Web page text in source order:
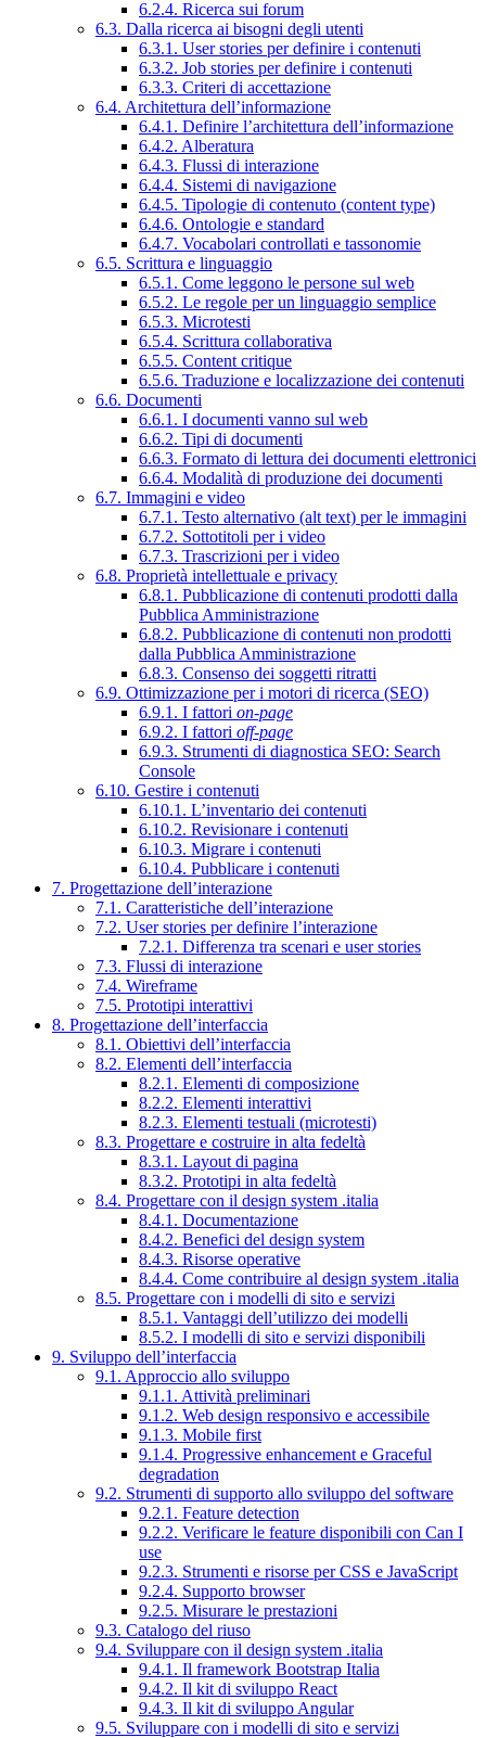
6.2.4. Ricerca sui forum
6.3. Dalla ricerca ai bisogni degli utenti
6.3.1. User stories per definire i contenuti
6.3.2. Job stories per definire i contenuti
6.3.3. Criteri di accettazione
6.4. Architettura dell’informazione
6.4.1. Definire l’architettura dell’informazione
6.4.2. Alberatura
6.4.3. Flussi di interazione
6.4.4. Sistemi di navigazione
6.4.5. Tipologie di contenuto (content type)
6.4.6. Ontologie e standard
6.4.7. Vocabolari controllati e tassonomie
6.5. Scrittura e linguaggio
6.5.1. Come leggono le persone sul web
6.5.2. Le regole per un linguaggio semplice
6.5.3. Microtesti
6.5.4. Scrittura collaborativa
6.5.5. Content critique
6.5.6. Traduzione e localizzazione dei contenuti
6.6. Documenti
6.6.1. I documenti vanno sul web
6.6.2. Tipi di documenti
6.6.3. Formato di lettura dei documenti elettronici
6.6.4. Modalità di produzione dei documenti
6.7. Immagini e video
6.7.1. Testo alternativo (alt text) per le immagini
6.7.2. Sottotitoli per i video
6.7.3. Trascrizioni per i video
6.8. Proprietà intellettuale e privacy
6.8.1. Pubblicazione di contenuti prodotti dalla
Pubblica Amministrazione
6.8.2. Pubblicazione di contenuti non prodotti
dalla Pubblica Amministrazione
6.8.3. Consenso dei soggetti ritratti
6.9. Ottimizzazione per i motori di ricerca (SEO)
6.9.1. I fattori on-page
6.9.2. I fattori off-page
6.9.3. Strumenti di diagnostica SEO: Search
Console
6.10. Gestire i contenuti
6.10.1. L’inventario dei contenuti
6.10.2. Revisionare i contenuti
6.10.3. Migrare i contenuti
6.10.4. Pubblicare i contenuti
7. Progettazione dell’interazione
7.1. Caratteristiche dell’interazione
7.2. User stories per definire l’interazione
7.2.1. Differenza tra scenari e user stories
7.3. Flussi di interazione
7.4. Wireframe
7.5. Prototipi interattivi
8. Progettazione dell’interfaccia
8.1. Obiettivi dell’interfaccia
8.2. Elementi dell’interfaccia
8.2.1. Elementi di composizione
8.2.2. Elementi interattivi
8.2.3. Elementi testuali (microtesti)
8.3. Progettare e costruire in alta fedeltà
8.3.1. Layout di pagina
8.3.2. Prototipi in alta fedeltà
8.4. Progettare con il design system .italia
8.4.1. Documentazione
8.4.2. Benefici del design system
8.4.3. Risorse operative
8.4.4. Come contribuire al design system .italia
8.5. Progettare con i modelli di sito e servizi
8.5.1. Vantaggi dell’utilizzo dei modelli
8.5.2. I modelli di sito e servizi disponibili
9. Sviluppo dell’interfaccia
9.1. Approccio allo sviluppo
9.1.1. Attività preliminari
9.1.2. Web design responsivo e accessibile
9.1.3. Mobile first
9.1.4. Progressive enhancement e Graceful
degradation
9.2. Strumenti di supporto allo sviluppo del software
9.2.1. Feature detection
9.2.2. Verificare le feature disponibili con Can I
use
9.2.3. Strumenti e risorse per CSS e JavaScript
9.2.4. Supporto browser
9.2.5. Misurare le prestazioni
9.3. Catalogo del riuso
9.4. Sviluppare con il design system .italia
9.4.1. Il framework Bootstrap Italia
9.4.2. Il kit di sviluppo React
9.4.3. Il kit di sviluppo Angular
9.5. Sviluppare con i modelli di sito e servizi